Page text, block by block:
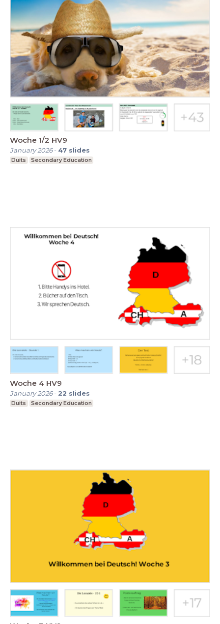
Woche 1/2 HV9
January 2026- 47 slides
Duits Secondary Education
Woche 4 HV9
January 2026- 22 slides
Duits Secondary Education